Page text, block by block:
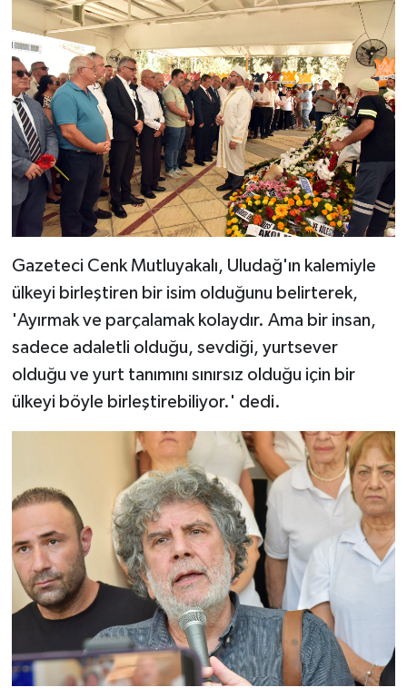
Gazeteci Cenk Mutluyakalı, Uludağ'ın kalemiyle
ülkeyi birleştiren bir isim olduğunu belirterek,
'Ayırmak ve parçalamak kolaydır. Ama bir insan,
sadece adaletli olduğu, sevdiği, yurtsever
olduğu ve yurt tanımını sınırsız olduğu için bir
ülkeyi böyle birleştirebiliyor.' dedi.